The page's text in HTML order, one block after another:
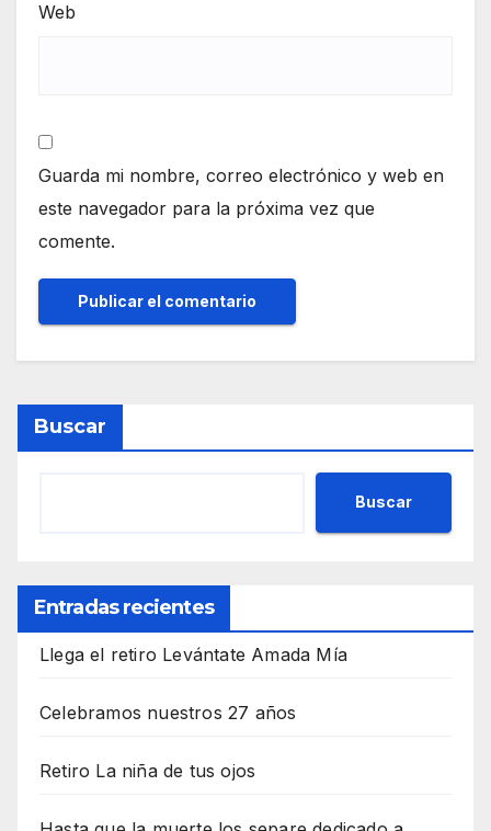
Web
Guarda mi nombre, correo electrónico y web en
este navegador para la próxima vez que
comente.
Buscar
Buscar
Entradas recientes
Llega el retiro Levántate Amada Mía
Celebramos nuestros 27 años
Retiro La niña de tus ojos